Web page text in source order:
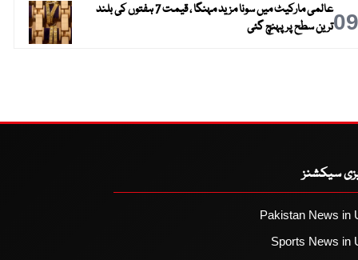
09
عالمی مارکیٹ میں سونا مزید مہنگا ، قیمت 7 ہفتوں کی بلند
ترین سطح پر پہنچ گئی
سیکشنز
Pakistan News in
Sports News in